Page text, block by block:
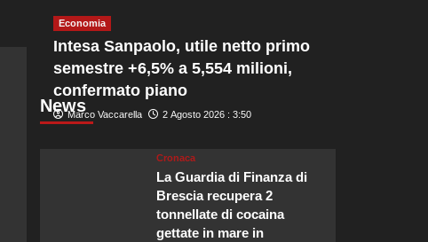
News
Economia
Intesa Sanpaolo, utile netto primo
semestre +6,5% a 5,554 milioni,
confermato piano
Marco Vaccarella 2 Agosto 2026 : 3:50
Cronaca
La Guardia di Finanza di
Brescia recupera 2
tonnellate di cocaina
gettate in mare in